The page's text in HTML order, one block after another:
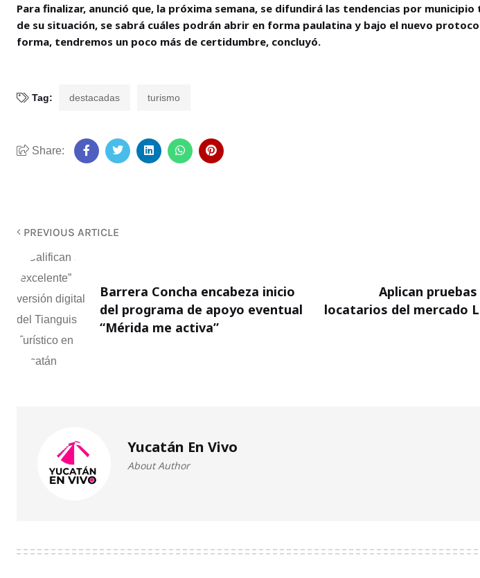
Para finalizar, anunció que, la próxima semana, se difundirá las tendencias por
de su situación, se sabrá cuáles podrán abrir en forma paulatina y bajo el nuevo
forma, tendremos un poco más de certidumbre, concluyó.
Tag: destacadas turismo
Share:
PREVIOUS ARTICLE
Barrera Concha encabeza inicio
del programa de apoyo eventual
“Mérida me activa”
Aplican pruebas
locatarios del mercado
Yucatán En Vivo
About Author